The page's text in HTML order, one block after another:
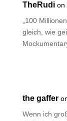
TheRudi on
„100
gleich, wie
the gaffer
Wenn ich